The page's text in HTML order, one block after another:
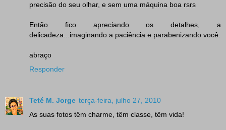
precisão do seu olhar, e sem uma máquina boa rsrs
Então fico apreciando os detalhes, a
delicadeza...imaginando a paciência e parabenizando você.
abraço
Responder
Teté M. Jorge terça-feira, julho 27, 2010
As suas fotos têm charme, têm classe, têm vida!